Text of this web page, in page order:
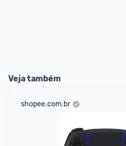
Veja também
shopee.com.br